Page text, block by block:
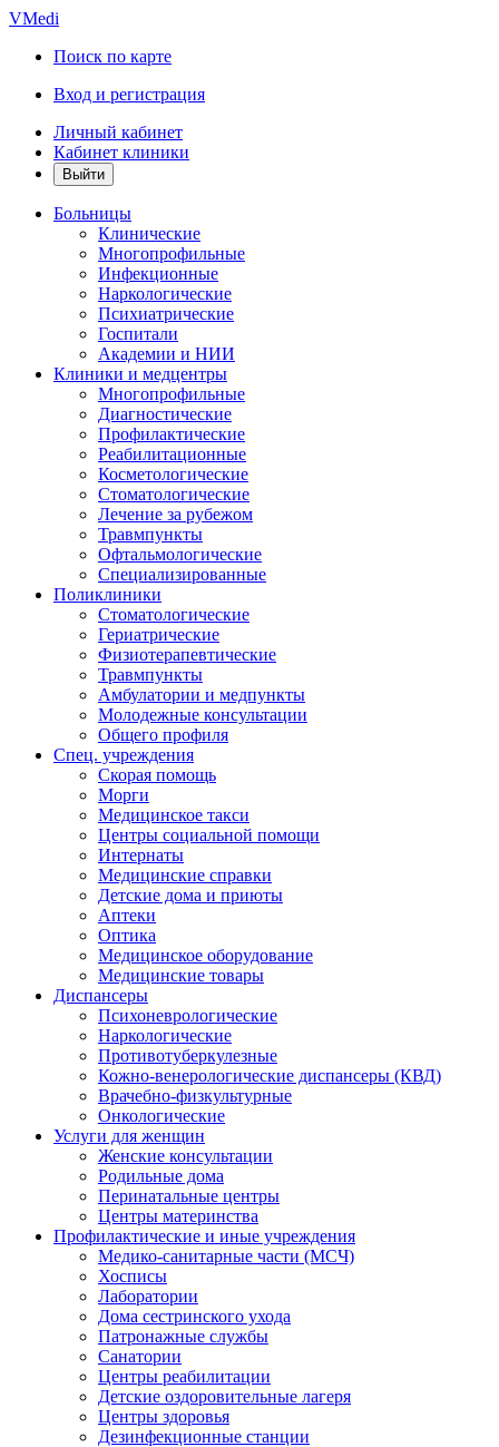
VMedi
Поиск по карте
Вход и регистрация
Личный кабинет
Кабинет клиники
Больницы
Клинические
Многопрофильные
Инфекционные
Наркологические
Психиатрические
Госпитали
Академии и НИИ
Клиники и медцентры
Многопрофильные
Диагностические
Профилактические
Реабилитационные
Косметологические
Стоматологические
Лечение за рубежом
Травмпункты
Офтальмологические
Специализированные
Поликлиники
Стоматологические
Гериатрические
Физиотерапевтические
Травмпункты
Амбулатории и медпункты
Молодежные консультации
Общего профиля
Спец. учреждения
Скорая помощь
Морги
Медицинское такси
Центры социальной помощи
Интернаты
Медицинские справки
Детские дома и приюты
Аптеки
Оптика
Медицинское оборудование
Медицинские товары
Диспансеры
Психоневрологические
Наркологические
Противотуберкулезные
Кожно-венерологические диспансеры (КВД)
Врачебно-физкультурные
Онкологические
Услуги для женщин
Женские консультации
Родильные дома
Перинатальные центры
Центры материнства
Профилактические и иные учреждения
Медико-санитарные части (МСЧ)
Хосписы
Лаборатории
Дома сестринского ухода
Патронажные службы
Санатории
Центры реабилитации
Детские оздоровительные лагеря
Центры здоровья
Дезинфекционные станции